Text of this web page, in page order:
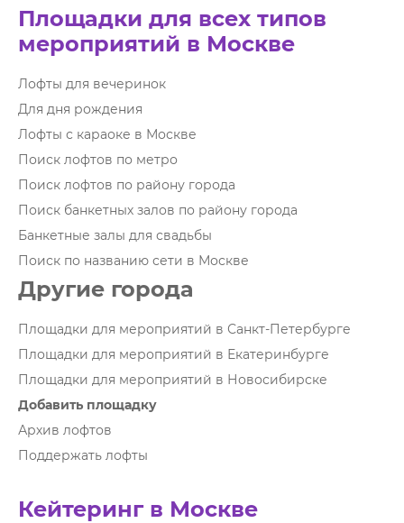
Площадки для всех типов
мероприятий в Москве
Лофты для вечеринок
Для дня рождения
Лофты с караоке в Москве
Поиск лофтов по метро
Поиск лофтов по району города
Поиск банкетных залов по району города
Банкетные залы для свадьбы
Поиск по названию сети в Москве
Другие города
Площадки для мероприятий в Санкт-Петербурге
Площадки для мероприятий в Екатеринбурге
Площадки для мероприятий в Новосибирске
Добавить площадку
Архив лофтов
Поддержать лофты
Кейтеринг в Москве